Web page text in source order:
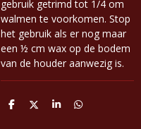
gebruik getrimd tot 1/4 om
walmen te voorkomen. Stop
het gebruik als er nog maar
een ½ cm wax op de bodem
van de houder aanwezig is.
D
D
S
D